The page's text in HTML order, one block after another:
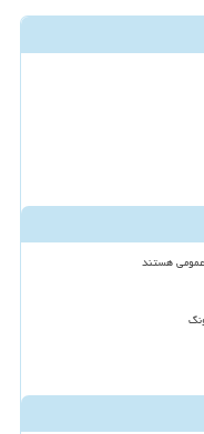
عمومی هستند